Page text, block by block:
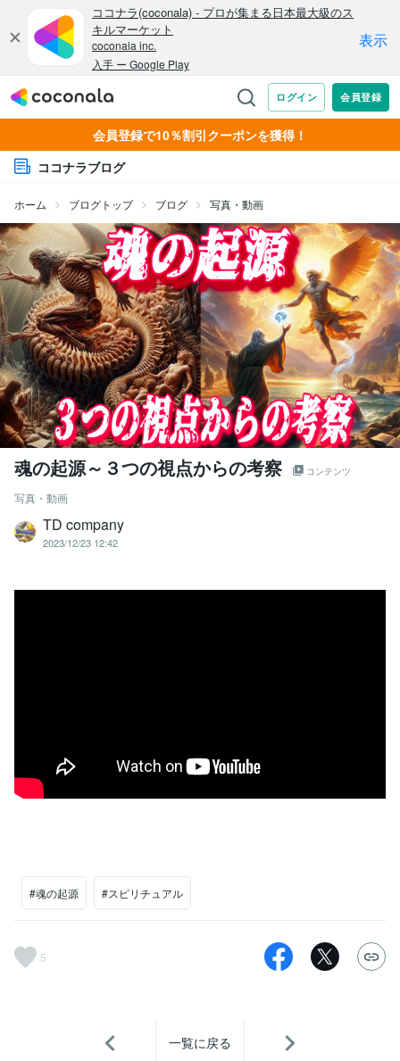
会員登録で10％割引クーポンを獲得！
ココナラブログ
ホーム ブログトップ ブログ 写真・動画
魂の起源～３つの視点からの考察 コンテンツ
写真・動画
TD company
2023/12/23 12:42
#魂の起源 #スピリチュアル
5
一覧に戻る